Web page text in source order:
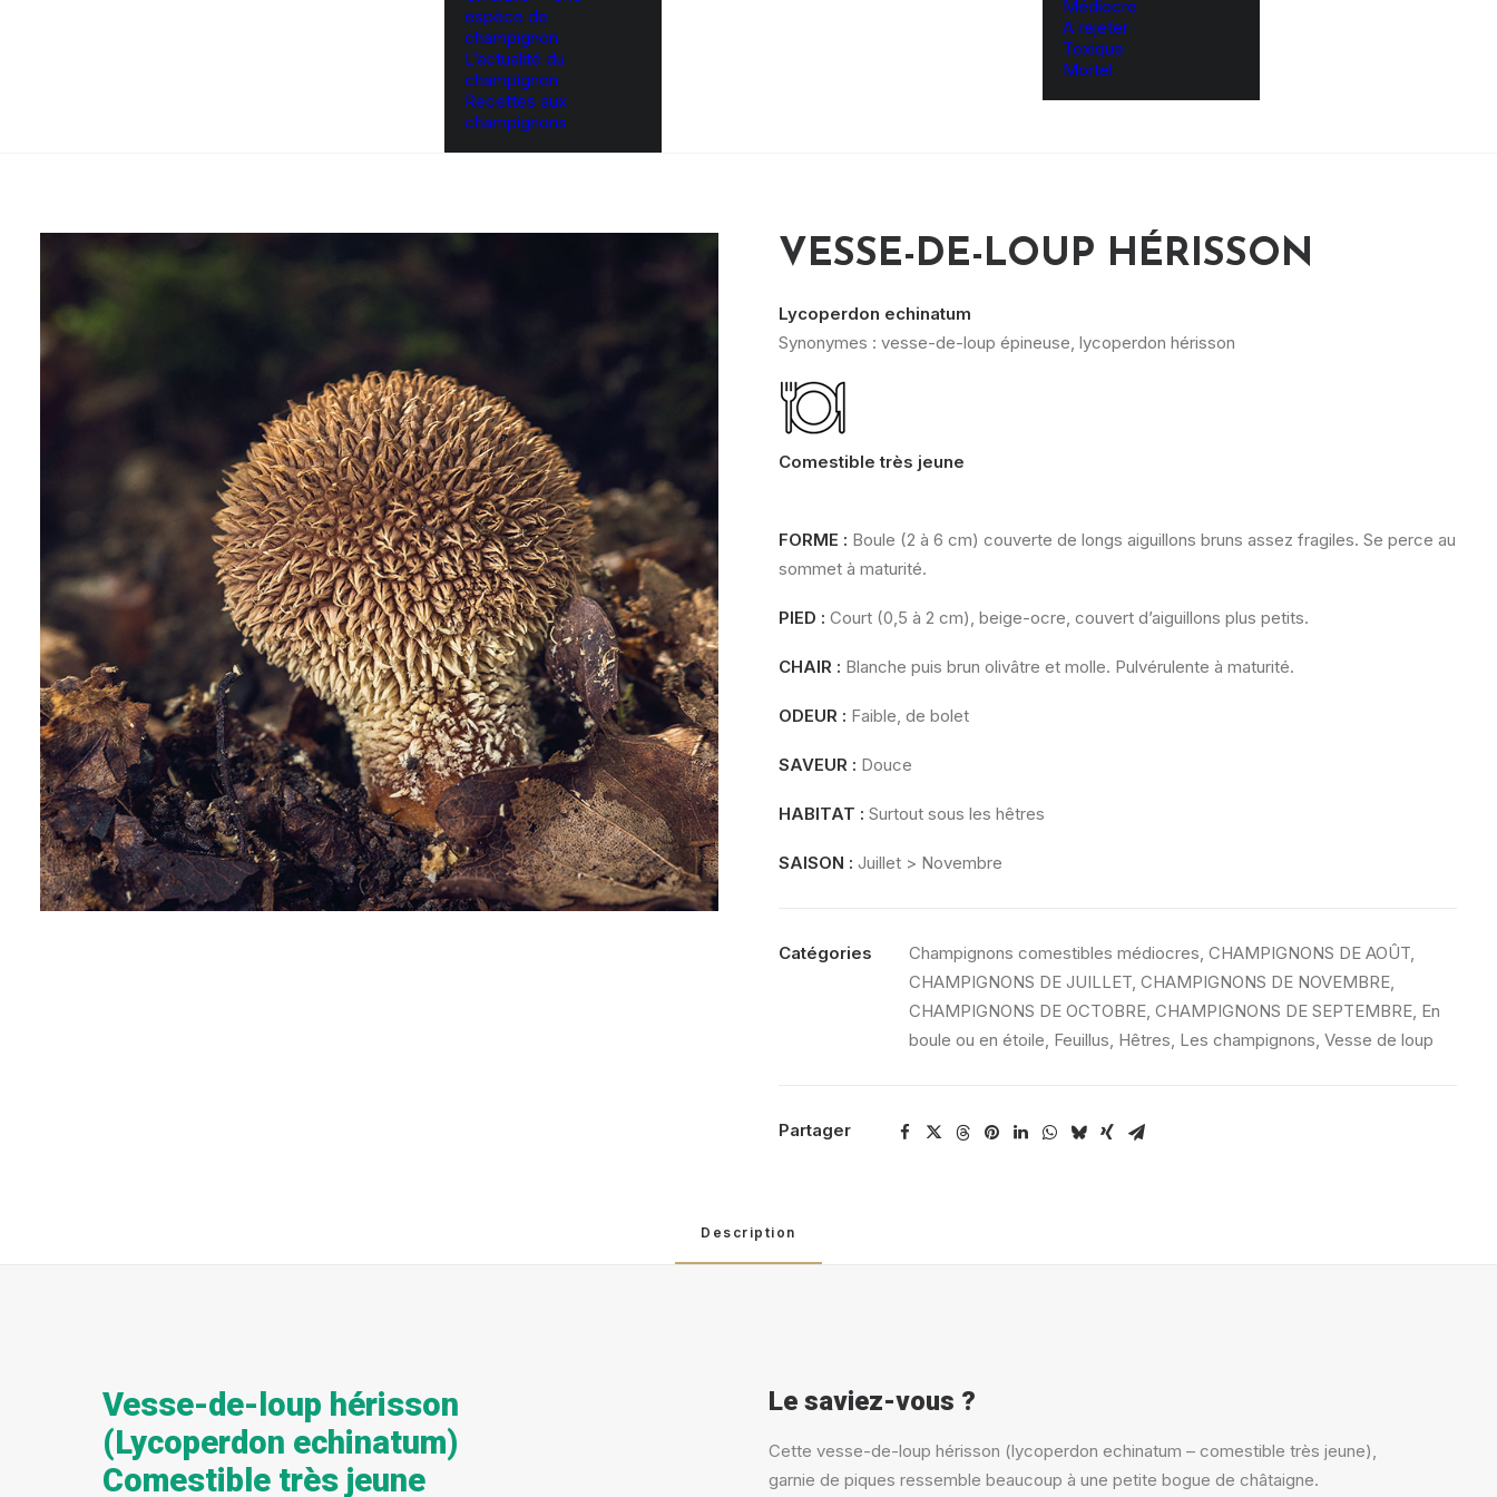
espèce de
champignon
L’actualité du
champignon
Recettes aux
champignons
Médiocre
A rejeter
Toxique
Mortel
VESSE-DE-LOUP HÉRISSON
Lycoperdon echinatum
Synonymes : vesse-de-loup épineuse, lycoperdon hérisson
Comestible très jeune
FORME : Boule (2 à 6 cm) couverte de longs aiguillons bruns assez fragiles. Se perce au
sommet à maturité.
PIED : Court (0,5 à 2 cm), beige-ocre, couvert d’aiguillons plus petits.
CHAIR : Blanche puis brun olivâtre et molle. Pulvérulente à maturité.
ODEUR : Faible, de bolet
SAVEUR : Douce
HABITAT : Surtout sous les hêtres
SAISON : Juillet > Novembre
Catégories Champignons comestibles médiocres, CHAMPIGNONS DE AOÛT,
CHAMPIGNONS DE JUILLET, CHAMPIGNONS DE NOVEMBRE,
CHAMPIGNONS DE OCTOBRE, CHAMPIGNONS DE SEPTEMBRE, En
boule ou en étoile, Feuillus, Hêtres, Les champignons, Vesse de loup
Partager
Description
Vesse-de-loup hérisson
(Lycoperdon echinatum)
Comestible très jeune
Le saviez-vous ?
Cette vesse-de-loup hérisson (lycoperdon echinatum – comestible très jeune),
garnie de piques ressemble beaucoup à une petite bogue de châtaigne.